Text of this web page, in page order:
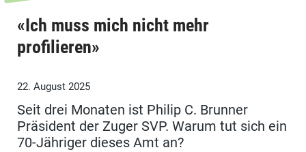
«Ich muss mich nicht mehr
profilieren»
22. August 2025
Seit drei Monaten ist Philip C. Brunner
Präsident der Zuger SVP. Warum tut sich ein
70-Jähriger dieses Amt an?